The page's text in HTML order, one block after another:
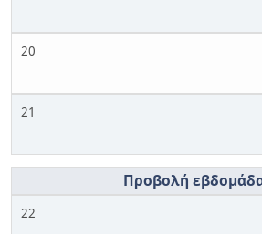
20
21
22